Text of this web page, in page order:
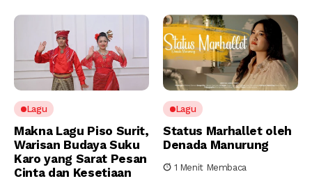
Lagu
Makna Lagu Piso Surit,
Warisan Budaya Suku
Karo yang Sarat Pesan
Cinta dan Kesetiaan
Lagu
Status Marhallet oleh
Denada Manurung
1 Menit Membaca